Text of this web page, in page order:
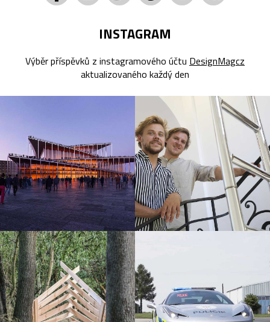
INSTAGRAM
Výběr příspěvků z instagramového účtu DesignMagcz
aktualizovaného každý den